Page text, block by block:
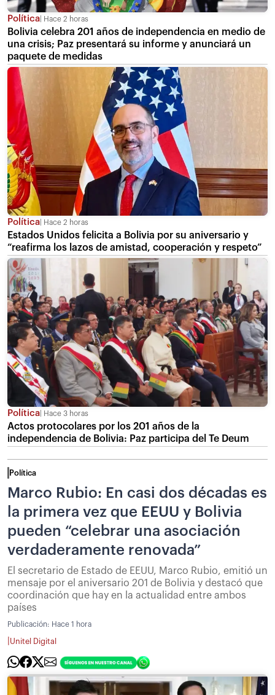
Política Hace 2 horas
Bolivia celebra 201 años de independencia en medio de
una crisis; Paz presentará su informe y anunciará un
paquete de medidas
Política Hace 2 horas
Estados Unidos felicita a Bolivia por su aniversario y
“reafirma los lazos de amistad, cooperación y respeto”
Política Hace 3 horas
Actos protocolares por los 201 años de la
independencia de Bolivia: Paz participa del Te Deum
Política
Marco Rubio: En casi dos décadas es
la primera vez que EEUU y Bolivia
pueden “celebrar una asociación
verdaderamente renovada”
El secretario de Estado de EEUU, Marco Rubio, emitió un
mensaje por el aniversario 201 de Bolivia y destacó que
coordinación que hay en la actualidad entre ambos
países
Publicación: Hace 1 hora
Unitel Digital